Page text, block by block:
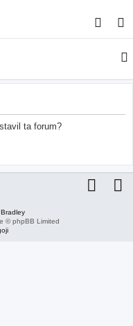
s
a
j
ta forum?
© phpBB Limited